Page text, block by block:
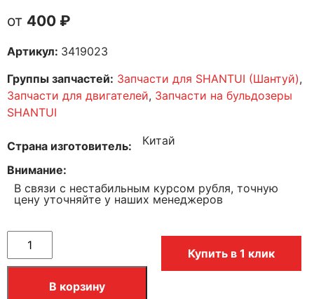
400 ₽
Артикул: 3419023
Группы запчастей: Запчасти для SHANTUI (Шантуй),
Запчасти для двигателей, Запчасти на бульдозеры
SHANTUI
Страна изготовитель Китай
Внимание
В связи с нестабильным курсом рубля, точную
цену уточняйте у наших менеджеров
В корзину
Купить в 1 клик